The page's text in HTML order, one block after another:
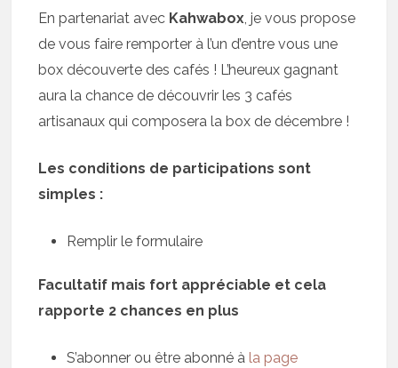
En partenariat avec Kahwabox, je vous propose
de vous faire remporter à l’un d’entre vous une
box découverte des cafés ! L’heureux gagnant
aura la chance de découvrir les 3 cafés
artisanaux qui composera la box de décembre !
Les conditions de participations sont
simples :
Remplir le formulaire
Facultatif mais fort appréciable et cela
rapporte 2 chances en plus
S’abonner ou être abonné à la page